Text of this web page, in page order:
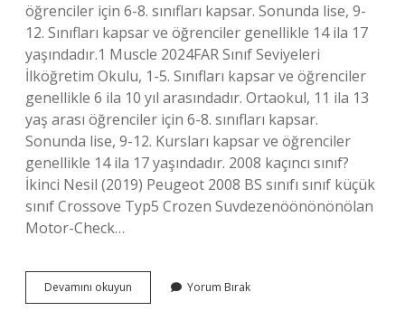
öğrenciler için 6-8. sınıfları kapsar. Sonunda lise, 9-
12. Sınıfları kapsar ve öğrenciler genellikle 14 ila 17
yaşındadır.1 Muscle 2024FAR Sınıf Seviyeleri
İlköğretim Okulu, 1-5. Sınıfları kapsar ve öğrenciler
genellikle 6 ila 10 yıl arasındadır. Ortaokul, 11 ila 13
yaş arası öğrenciler için 6-8. sınıfları kapsar.
Sonunda lise, 9-12. Kursları kapsar ve öğrenciler
genellikle 14 ila 17 yaşındadır. 2008 kaçıncı sınıf?
İkinci Nesil (2019) Peugeot 2008 BS sınıfı sınıf küçük
sınıf Crossove Typ5 Crozen Suvdezenöönönönölan
Motor-Check…
Devamını okuyun
Yasinda
Yorum Bırak